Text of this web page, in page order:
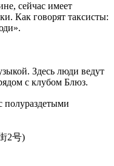
сейчас имеет
Как говорят таксисты:
Здесь люди ведут
с клубом Блюз.
полураздетыми
2号)